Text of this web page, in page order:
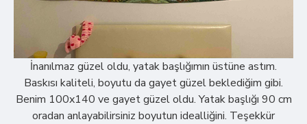
İnanılmaz güzel oldu, yatak başlığımın üstüne astım.
Baskısı kaliteli, boyutu da gayet güzel beklediğim gibi.
Benim 100x140 ve gayet güzel oldu. Yatak başlığı 90 cm
oradan anlayabilirsiniz boyutun idealliğini. Teşekkür